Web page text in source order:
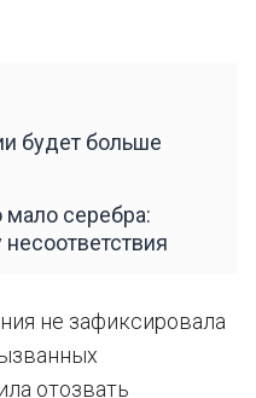
будет больше
серебра:
не зафиксировала
отозвать